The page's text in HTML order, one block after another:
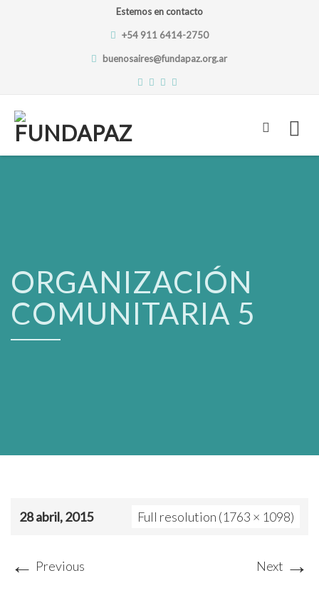
Estemos en contacto
+54 911 6414-2750
buenosaires@fundapaz.org.ar
Skip
ORGANIZACIÓN
COMUNITARIA 5
28 abril, 2015 Full resolution (1763 × 1098)
← Previous Next →